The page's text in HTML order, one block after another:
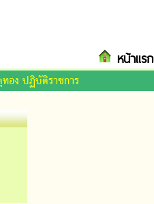
หน้าแรก
ทอง ปฏิบัติราชการ